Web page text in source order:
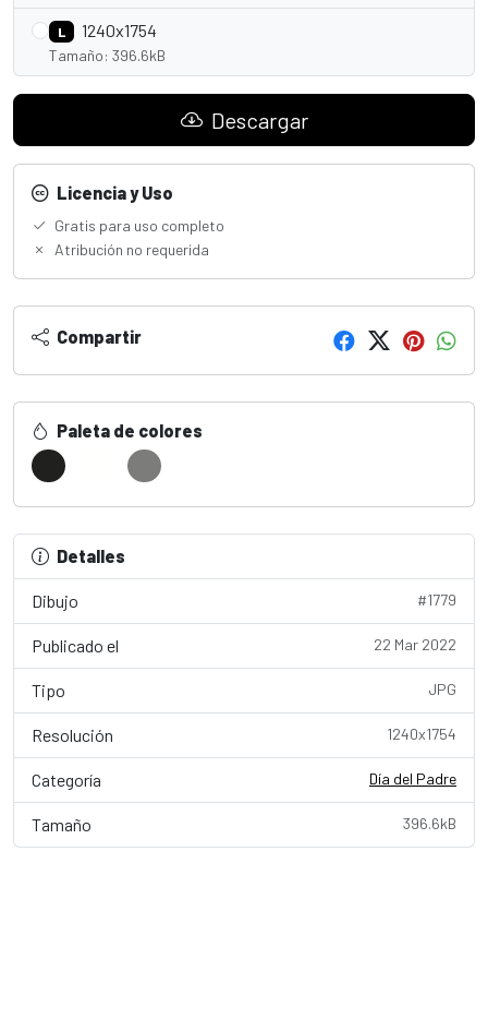
L 1240x1754
Tamaño: 396.6kB
Descargar
Licencia y Uso
Gratis para uso completo
Atribución no requerida
Compartir
Paleta de colores
Detalles
Dibujo #1779
Publicado el 22 Mar 2022
Tipo JPG
Resolución 1240x1754
Categoría Día del Padre
Tamaño 396.6kB